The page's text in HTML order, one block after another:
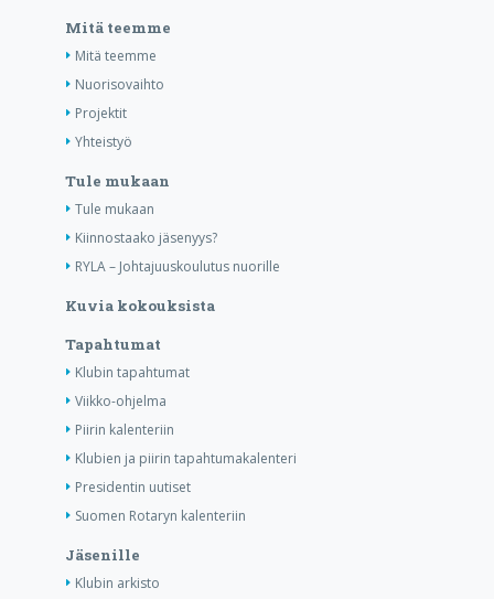
Mitä teemme
Mitä teemme
Nuorisovaihto
Projektit
Yhteistyö
Tule mukaan
Tule mukaan
Kiinnostaako jäsenyys?
RYLA – Johtajuuskoulutus nuorille
Kuvia kokouksista
Tapahtumat
Klubin tapahtumat
Viikko-ohjelma
Piirin kalenteriin
Klubien ja piirin tapahtumakalenteri
Presidentin uutiset
Suomen Rotaryn kalenteriin
Jäsenille
Klubin arkisto